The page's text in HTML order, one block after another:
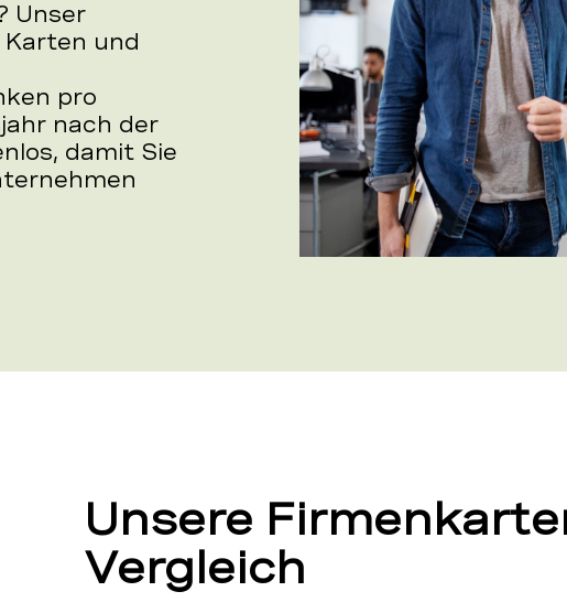
Unser
und
pro
nach der
damit Sie
Unsere
Vergleich